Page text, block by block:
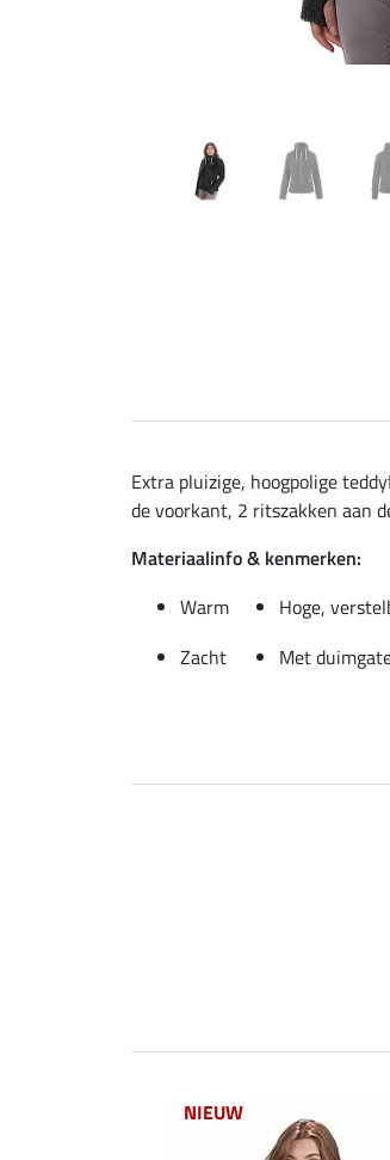
Extra pluizige, hoogpolige
de voorkant, 2 ritszakken aan
Materiaalinfo & kenmerken:
Warm
Hoge,
Zacht
Met
NIEUW